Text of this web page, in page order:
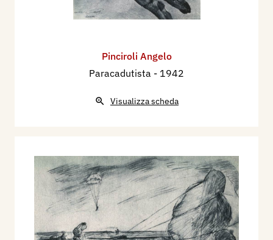
Pinciroli Angelo
Paracadutista - 1942
Visualizza scheda